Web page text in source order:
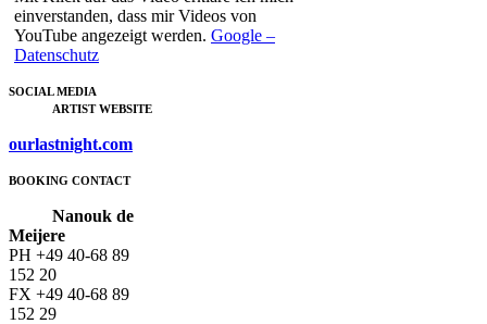
einverstanden, dass mir Videos von
YouTube angezeigt werden. Google –
Datenschutz
SOCIAL MEDIA
ARTIST WEBSITE
ourlastnight.com
BOOKING CONTACT
Nanouk de
Meijere
PH +49 40-68 89
152 20
FX +49 40-68 89
152 29